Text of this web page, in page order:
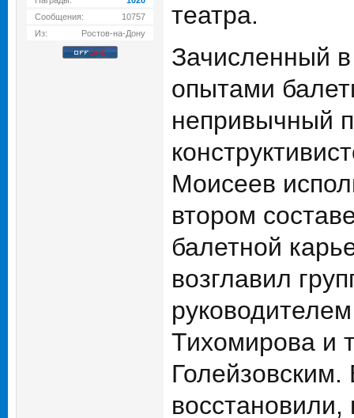
Сообщения:
10757
Из:
Ростов-на-Дону
театра.
Зачисленный
опытами
непривычный
Моисеев
втором
балетной
возглавил
Тихомирова и